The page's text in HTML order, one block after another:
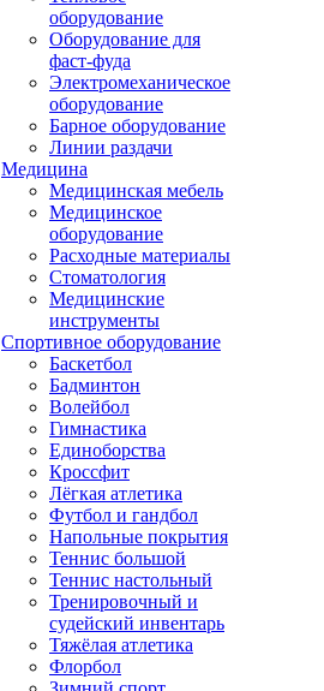
оборудование
Оборудование для
фаст-фуда
Электромеханическое
оборудование
Барное оборудование
Линии раздачи
Медицина
Медицинская мебель
Медицинское
оборудование
Расходные материалы
Стоматология
Медицинские
инструменты
Спортивное оборудование
Баскетбол
Бадминтон
Волейбол
Гимнастика
Единоборства
Кроссфит
Лёгкая атлетика
Футбол и гандбол
Напольные покрытия
Теннис большой
Теннис настольный
Тренировочный и
судейский инвентарь
Тяжёлая атлетика
Флорбол